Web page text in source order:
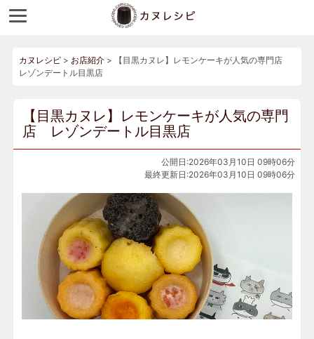
カヌレシピ> お店紹介>
【目黒カヌレ】レモンケーキが人気の専門店
レゾンデートル目黒店
【目黒カヌレ】レモンケーキが人気の専門
店 レゾンデートル目黒店
公開日:2026年03月10日 09時06分
最終更新日:2026年03月10日 09時06分